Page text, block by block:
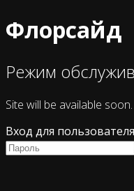
Флорсайд
Режим
Site will be available
Вход для пользователя